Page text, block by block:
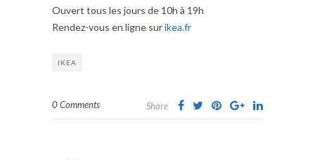
Ouvert tous les jours de 10h à 19h
Rendez-vous en ligne surikea.fr
IKEA
0 Comments Share